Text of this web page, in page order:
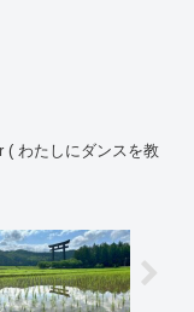
( わたしにダンスを教